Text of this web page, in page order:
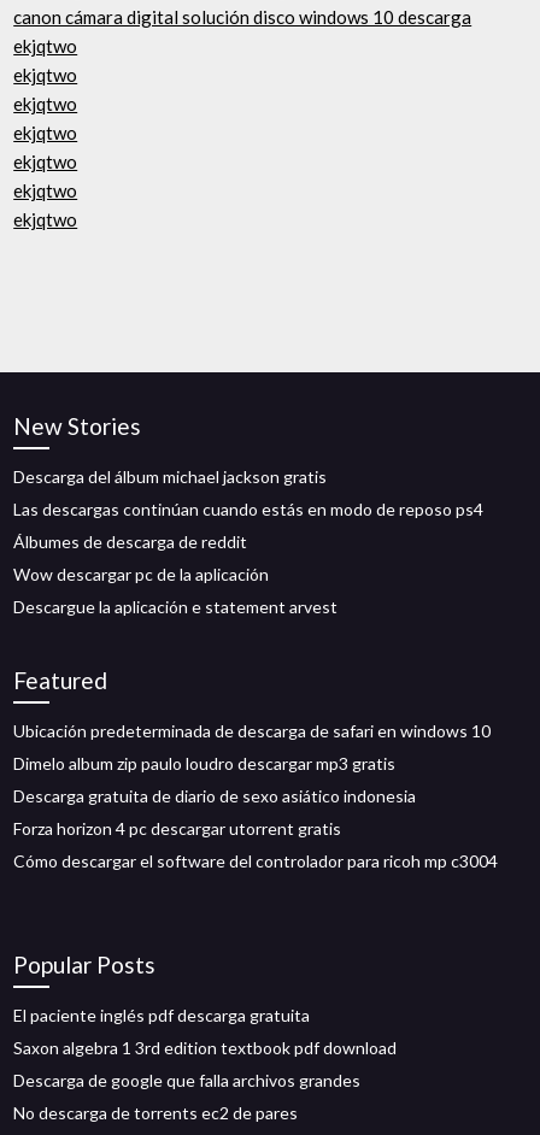
canon cámara digital solución disco windows 10 descarga
ekjqtwo
ekjqtwo
ekjqtwo
ekjqtwo
ekjqtwo
ekjqtwo
ekjqtwo
New Stories
Descarga del álbum michael jackson gratis
Las descargas continúan cuando estás en modo de reposo ps4
Álbumes de descarga de reddit
Wow descargar pc de la aplicación
Descargue la aplicación e statement arvest
Featured
Ubicación predeterminada de descarga de safari en windows 10
Dimelo album zip paulo loudro descargar mp3 gratis
Descarga gratuita de diario de sexo asiático indonesia
Forza horizon 4 pc descargar utorrent gratis
Cómo descargar el software del controlador para ricoh mp c3004
Popular Posts
El paciente inglés pdf descarga gratuita
Saxon algebra 1 3rd edition textbook pdf download
Descarga de google que falla archivos grandes
No descarga de torrents ec2 de pares